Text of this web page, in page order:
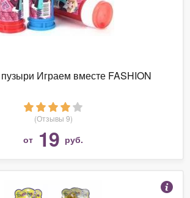
Играем вместе FASHION
(Отзывы 9)
от 19 руб.